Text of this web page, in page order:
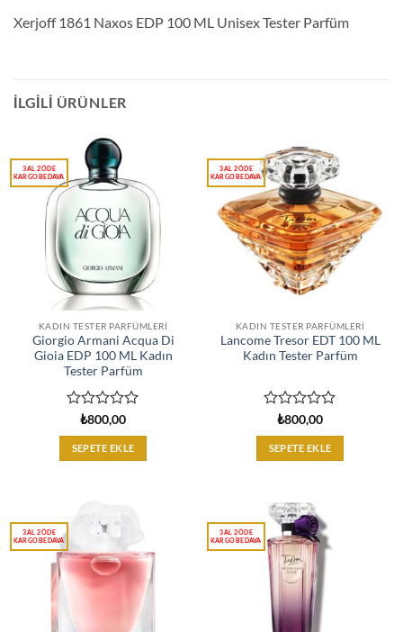
Xerjoff 1861 Naxos EDP 100 ML Unisex Tester Parfüm
İLGILI ÜRÜNLER
KADIN TESTER PARFÜMLERI
Giorgio Armani Acqua Di
Gioia EDP 100 ML Kadın
Tester Parfüm
üzerinden
0
oy
₺800,00
SEPETE EKLE
KADIN TESTER PARFÜMLERI
Lancome Tresor EDT 100 ML
Kadın Tester Parfüm
üzerinden
0
oy
₺800,00
SEPETE EKLE